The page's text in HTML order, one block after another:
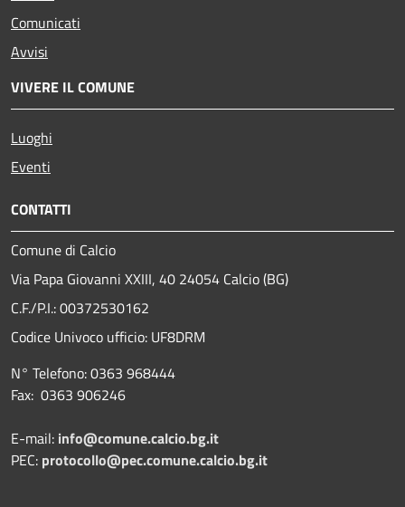
Comunicati
Avvisi
VIVERE IL COMUNE
Luoghi
Eventi
CONTATTI
Comune di Calcio
Via Papa Giovanni XXIII, 40 24054 Calcio (BG)
C.F./P.I.: 00372530162
Codice Univoco ufficio: UF8DRM
N° Telefono: 0363 968444
Fax: 0363 906246
E-mail: info@comune.calcio.bg.it
PEC: protocollo@pec.comune.calcio.bg.it